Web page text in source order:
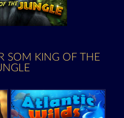
SOM KING OF THE